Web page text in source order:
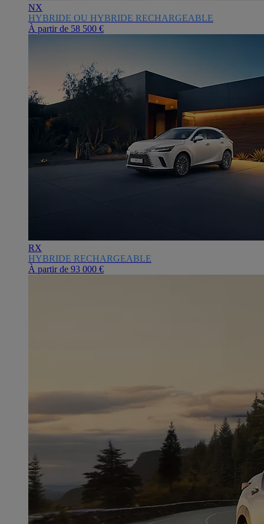
NX
HYBRIDE OU HYBRIDE RECHARGEABLE
À partir de 58 500 €
RX
HYBRIDE RECHARGEABLE
À partir de 93 000 €